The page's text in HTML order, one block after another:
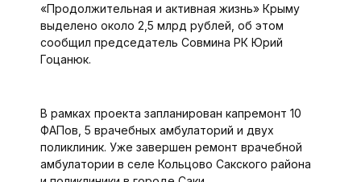
«Продолжительная и активная жизнь» Крыму
выделено около 2,5 млрд рублей, об этом
сообщил председатель Совмина РК Юрий
Гоцанюк.
В рамках проекта запланирован капремонт 10
ФАПов, 5 врачебных амбулаторий и двух
поликлиник. Уже завершен ремонт врачебной
амбулатории в селе Кольцово Сакского района